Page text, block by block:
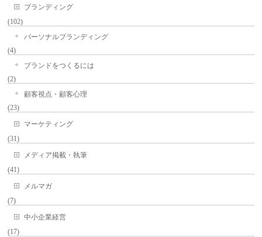
ブランディング
(102)
パーソナルブランディング
(4)
ブランドをつくるには
(2)
顧客視点・顧客心理
(23)
マーケティング
(31)
メディア掲載・執筆
(41)
メルマガ
(7)
中小企業経営
(17)